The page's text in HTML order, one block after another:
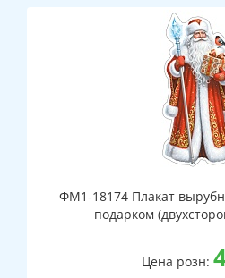
ФМ1-18174 Плакат
подарком
Цена розн: